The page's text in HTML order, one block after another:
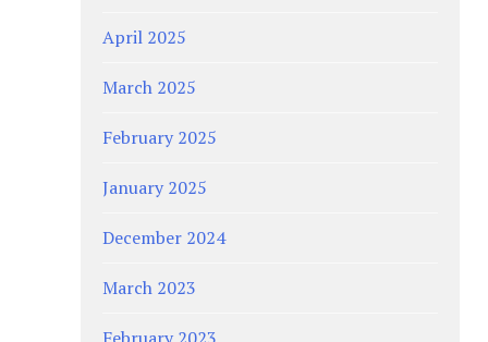
April 2025
March 2025
February 2025
January 2025
December 2024
March 2023
February 2023